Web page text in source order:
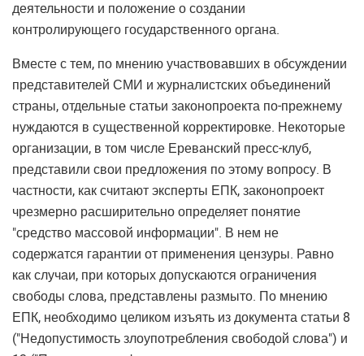
деятельности и положение о создании
контролирующего государственного органа.
Вместе с тем, по мнению участвовавших в обсуждении
представителей СМИ и журналистских объединений
страны, отдельные статьи законопроекта по-прежнему
нуждаются в существенной корректировке. Некоторые
организации, в том числе Ереванский пресс-клуб,
представили свои предложения по этому вопросу. В
частности, как считают эксперты ЕПК, законопроект
чрезмерно расширительно определяет понятие
"средство массовой информации". В нем не
содержатся гарантии от применения цензуры. Равно
как случаи, при которых допускаются ограничения
свободы слова, представлены размыто. По мнению
ЕПК, необходимо целиком изъять из документа статьи 8
("Недопустимость злоупотребления свободой слова") и